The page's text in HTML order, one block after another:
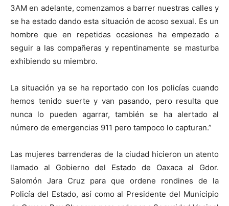
3AM en adelante, comenzamos a barrer nuestras calles y
se ha estado dando esta situación de acoso sexual. Es un
hombre que en repetidas ocasiones ha empezado a
seguir a las compañeras y repentinamente se masturba
exhibiendo su miembro.
La situación ya se ha reportado con los policías cuando
hemos tenido suerte y van pasando, pero resulta que
nunca lo pueden agarrar, también se ha alertado al
número de emergencias 911 pero tampoco lo capturan.”
Las mujeres barrenderas de la ciudad hicieron un atento
llamado al Gobierno del Estado de Oaxaca al Gdor.
Salomón Jara Cruz para que ordene rondines de la
Policía del Estado, así como al Presidente del Municipio